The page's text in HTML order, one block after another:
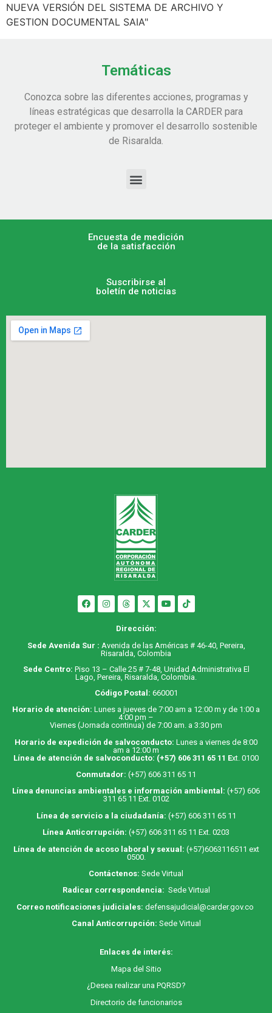
NUEVA VERSIÓN DEL SISTEMA DE ARCHIVO Y
GESTION DOCUMENTAL SAIA"
Temáticas
Conozca sobre las diferentes acciones, programas y
líneas estratégicas que desarrolla la CARDER para
proteger el ambiente y promover el desarrollo sostenible
de Risaralda.
Encuesta de medición
de la satisfacción
Suscribirse al
boletín de noticias
Dirección:
Sede Avenida Sur : Avenida de las Américas # 46-40, Pereira,
Risaralda, Colombia
Sede Centro: Piso 13 – Calle 25 # 7-48, Unidad Administrativa El
Lago, Pereira, Risaralda, Colombia.
Código Postal: 660001
Horario de atención: Lunes a jueves de 7:00 am a 12:00 m y de 1:00 a
4:00 pm –
Viernes (Jornada continua) de 7:00 am. a 3:30 pm
Horario de expedición de salvoconducto: Lunes a viernes de 8:00
am a 12:00 m
Línea de atención de salvoconducto: (+57) 606 311 65 11 Ext. 0100
Conmutador: (+57) 606 311 65 11
Línea denuncias ambientales e información ambiental: (+57) 606
311 65 11 Ext. 0102
Línea de servicio a la ciudadanía: (+57) 606 311 65 11
Línea Anticorrupción: (+57) 606 311 65 11 Ext. 0203
Línea de atención de acoso laboral y sexual: (+57)6063116511 ext
0500.
Contáctenos: Sede Virtual
Radicar correspondencia: Sede Virtual
Correo notificaciones judiciales: defensajudicial@carder.gov.co
Canal Anticorrupción: Sede Virtual
Enlaces de interés:
Mapa del Sitio
¿Desea realizar una PQRSD?
Directorio de funcionarios